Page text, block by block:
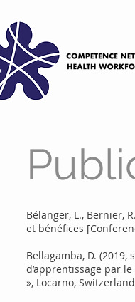
Bélanger, L., Bernier,
et bénéfices
Bellagamba, D. (2019,
d’apprentissage par
», Locarno,